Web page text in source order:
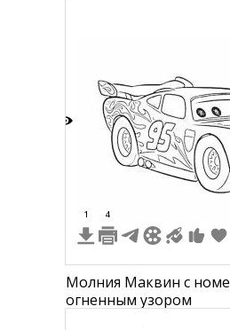
1 4
Молния Маквин с
огненным узором